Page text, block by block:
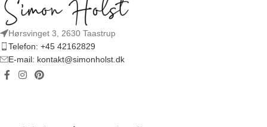
Hørsvinget 3, 2630 Taastrup
Telefon: +45 42162829
E-mail: kontakt@simonholst.dk